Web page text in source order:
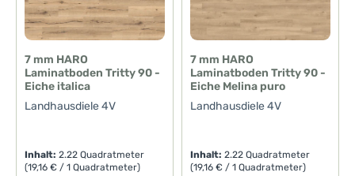
7 mm HARO
Laminatboden Tritty 90 -
Eiche italica
Landhausdiele 4V
Inhalt:2.22 Quadratmeter
(19,16 € / 1 Quadratmeter)
7 mm HARO
Laminatboden Tritty 90 -
Eiche Melina puro
Landhausdiele 4V
Inhalt:2.22 Quadratmeter
(19,16 € / 1 Quadratmeter)